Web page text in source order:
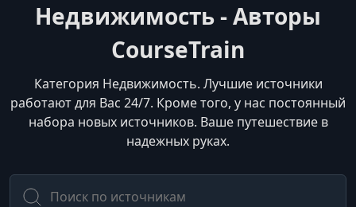
Недвижимость - Авторы
CourseTrain
Категория Недвижимость. Лучшие источники
работают для Вас 24/7. Кроме того, у нас постоянный
набора новых источников. Ваше путешествие в
надежных руках.